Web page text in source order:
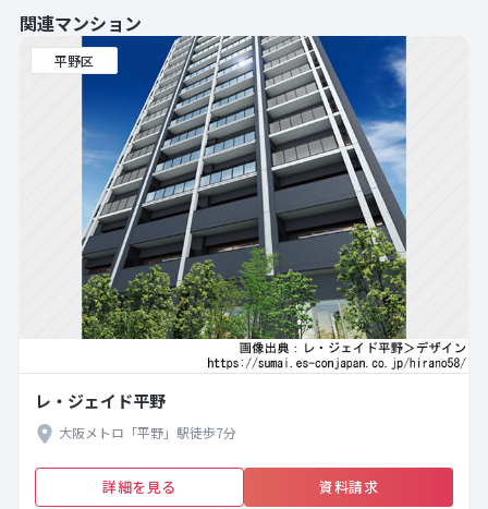
関連マンション
平野区
レ・ジェイド平野
大阪メトロ「平野」駅徒歩7分
詳細を見る 資料請求